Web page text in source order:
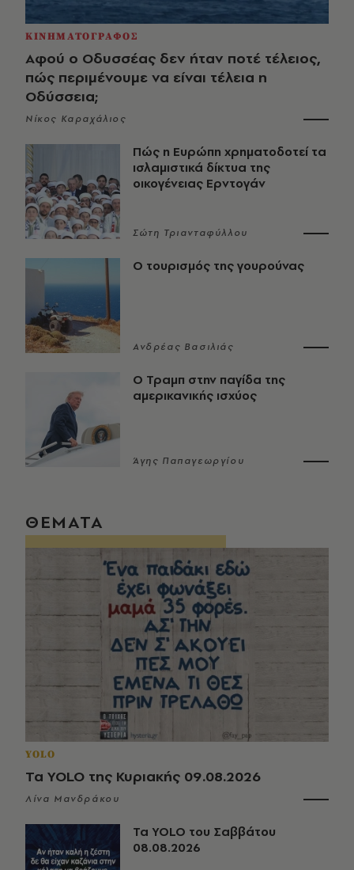
ΚΙΝΗΜΑΤΟΓΡΑΦΟΣ
Αφού ο Οδυσσέας δεν ήταν ποτέ τέλειος,
πώς περιμένουμε να είναι τέλεια η
Οδύσσεια;
Νίκος Καραχάλιος
Πώς η Ευρώπη χρηματοδοτεί τα
ισλαμιστικά δίκτυα της
οικογένειας Ερντογάν
Σώτη Τριανταφύλλου
Ο τουρισμός της γουρούνας
Ανδρέας Βασιλιάς
Ο Τραμπ στην παγίδα της
αμερικανικής ισχύος
Άγης Παπαγεωργίου
ΘΕΜΑΤΑ
YOLO
Τα YOLO της Κυριακής 09.08.2026
Λίνα Μανδράκου
Τα YOLO του Σαββάτου
08.08.2026